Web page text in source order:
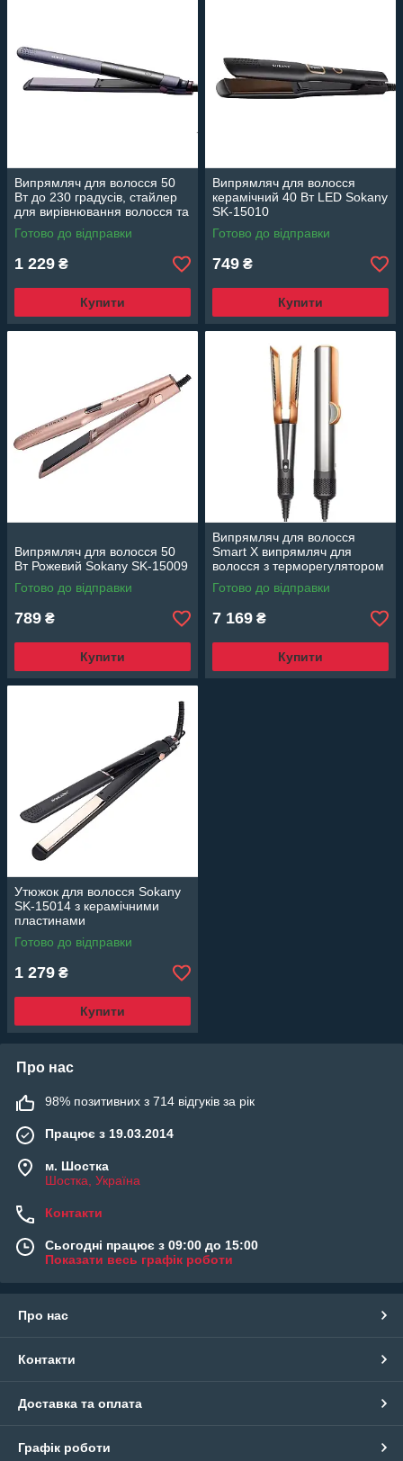
Випрямляч для волосся 50
Вт до 230 градусів, стайлер
для вирівнювання волосся та
завивки Sokany SK-1929
Готово до відправки
1 229 ₴
Купити
Випрямляч для волосся
керамічний 40 Вт LED Sokany
SK-15010
Готово до відправки
749 ₴
Купити
Випрямляч для волосся 50
Вт Рожевий Sokany SK-15009
Готово до відправки
789 ₴
Купити
Випрямляч для волосся
Smart X випрямляч для
волосся з терморегулятором
5 режимів температури X10G
Готово до відправки
7 169 ₴
Купити
Утюжок для волосся Sokany
SK-15014 з керамічними
пластинами
Готово до відправки
1 279 ₴
Купити
Про нас
98% позитивних з 714 відгуків за рік
Працює з 19.03.2014
м. Шостка
Шостка, Україна
Контакти
Сьогодні працює з 09:00 до 15:00
Показати весь графік роботи
Про нас
Контакти
Доставка та оплата
Графік роботи